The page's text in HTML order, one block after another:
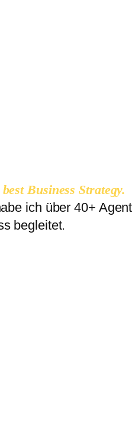
best Business Strategy.
ich über 40+
begleitet.